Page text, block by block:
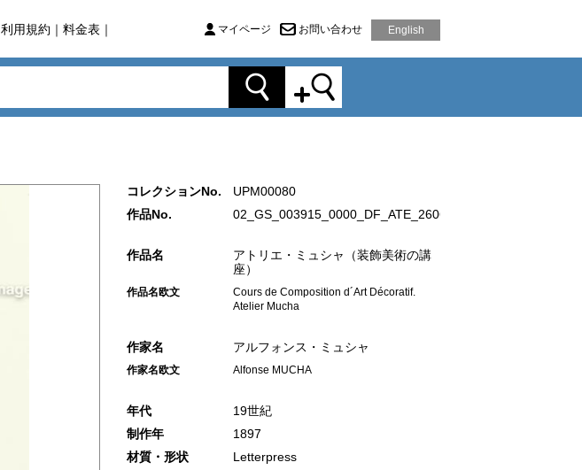
利用規約 ｜ 料金表 ｜ マイページ お問い合わせ English
コレクションNo.
UPM00080
作品No.
02_GS_003915_0000_DF_ATE_2606_P01.tif
作品名
アトリエ・ミュシャ（装飾美術の講
座）
作品名欧文
Cours de Composition d´Art Décoratif.
Atelier Mucha
作家名 アルフォンス・ミュシャ
作家名欧文 Alfonse MUCHA
年代
19世紀
制作年
1897
材質・形状
Letterpress